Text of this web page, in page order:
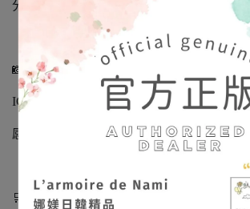
分享這份細緻、溫柔且充滿靈魂的美。
📸 作品實拍不定期更新
IG/FB： @larmoiredenami
感受飾品在光影下的立體質感與色彩層次。
🛒【出貨與預購說明】